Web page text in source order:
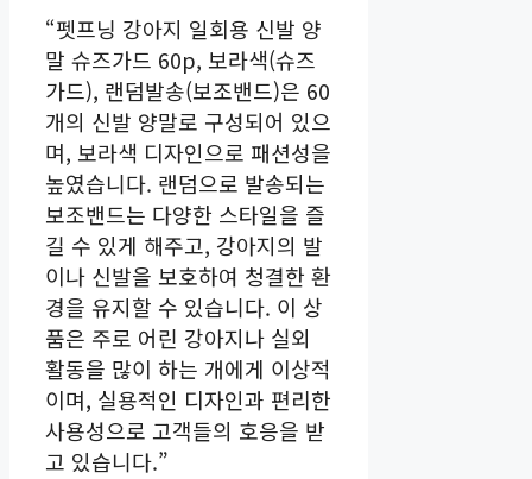
“펫프닝 강아지 일회용 신발 양
말 슈즈가드 60p, 보라색(슈즈
가드), 랜덤발송(보조밴드)은 60
개의 신발 양말로 구성되어 있으
며, 보라색 디자인으로 패션성을
높였습니다. 랜덤으로 발송되는
보조밴드는 다양한 스타일을 즐
길 수 있게 해주고, 강아지의 발
이나 신발을 보호하여 청결한 환
경을 유지할 수 있습니다. 이 상
품은 주로 어린 강아지나 실외
활동을 많이 하는 개에게 이상적
이며, 실용적인 디자인과 편리한
사용성으로 고객들의 호응을 받
고 있습니다.”